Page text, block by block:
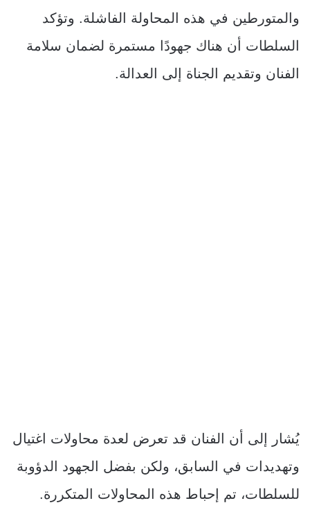
والمتورطين في هذه المحاولة الفاشلة. وتؤكد
السلطات أن هناك جهودًا مستمرة لضمان سلامة
الفنان وتقديم الجناة إلى العدالة.
يُشار إلى أن الفنان قد تعرض لعدة محاولات اغتيال
وتهديدات في السابق، ولكن بفضل الجهود الدؤوبة
للسلطات، تم إحباط هذه المحاولات المتكررة.